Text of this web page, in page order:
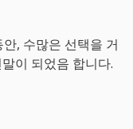
, 수많은 선택을 거
이 되었음 합니다.